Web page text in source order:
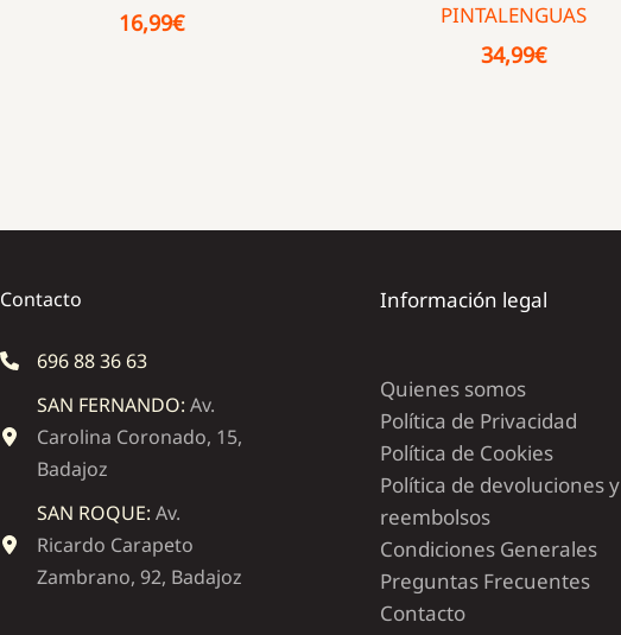
16,99€
PINTALENGUAS
34,99€
Contacto
696 88 36 63
SAN FERNANDO: Av.
Carolina Coronado, 15,
Badajoz
SAN ROQUE: Av.
Ricardo Carapeto
Zambrano, 92, Badajoz
Información legal
Quienes somos
Política de Privacidad
Política de Cookies
Política de devoluciones y
reembolsos
Condiciones Generales
Preguntas Frecuentes
Contacto